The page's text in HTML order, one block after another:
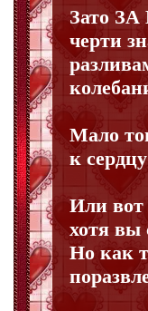
Зато
черти
Мало
к
Или вот
хотя вы
Но как